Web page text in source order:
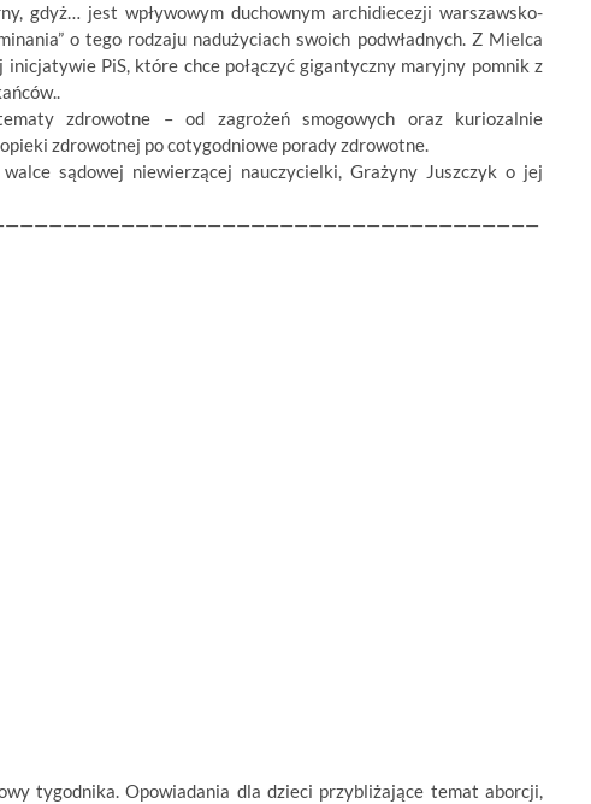
gdyż… jest wpływowym duchownym archidiecezji warszawsko-
o tego rodzaju nadużyciach swoich podwładnych. Z Mielca
PiS, które chce połączyć gigantyczny maryjny pomnik z
zdrowotne – od zagrożeń smogowych oraz kuriozalnie
zdrowotnej po cotygodniowe porady zdrowotne.
sądowej niewierzącej nauczycielki, Grażyny Juszczyk o jej
tygodnika. Opowiadania dla dzieci przybliżające temat aborcji,